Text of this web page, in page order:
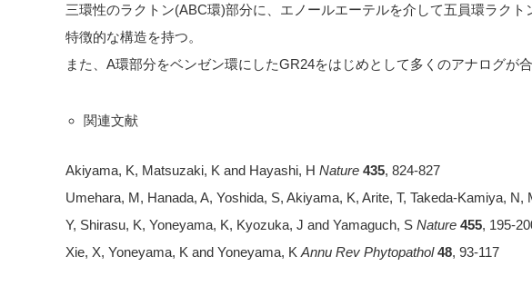
三環性のラクトン(ABC環)部分に、エノールエーテルを介して五員環ラクト
特徴的な構造を持つ。
また、A環部分をベンゼン環にしたGR24をはじめとして多くのアナログが合
関連文献
Akiyama, K, Matsuzaki, K and Hayashi, H Nature 435, 824-827
Umehara, M, Hanada, A, Yoshida, S, Akiyama, K, Arite, T, Takeda-Kamiya, N,
Y, Shirasu, K, Yoneyama, K, Kyozuka, J and Yamaguch, S Nature 455, 195-
Xie, X, Yoneyama, K and Yoneyama, K Annu Rev Phytopathol 48, 93-117